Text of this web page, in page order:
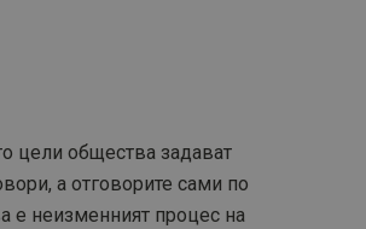
цели общества задават
а отговорите сами по
е неизменният процес на